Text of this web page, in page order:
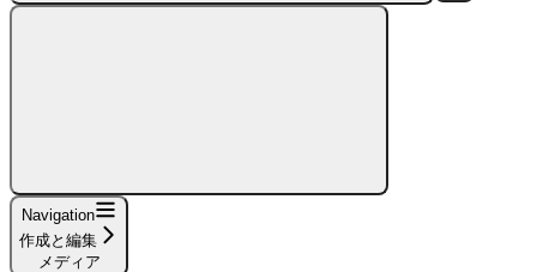
Navigation
作成と編集
メディア